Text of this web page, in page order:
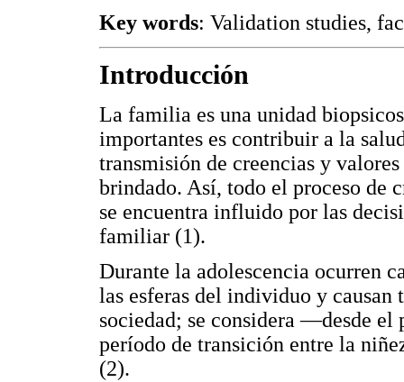
Key words: Validation studies,
Introducción
La familia es una unidad
importantes es contribuir a la
transmisión de creencias y
brindado. Así, todo el proceso de
se encuentra influido por las
familiar (1).
Durante la adolescencia ocurren
las esferas del individuo y causan
sociedad; se considera —desde
período de transición entre la
(2).